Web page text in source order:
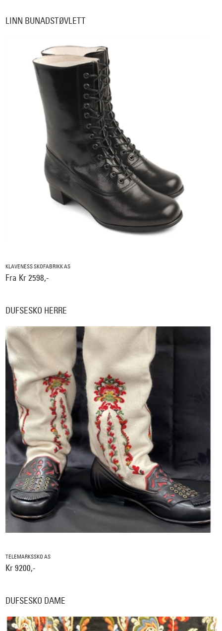
LINN BUNADSTØVLETT
KLAVENESS SKOFABRIKK AS
Fra Kr 2598,-
DUFSESKO HERRE
TELEMARKSSKO AS
Kr 9200,-
DUFSESKO DAME